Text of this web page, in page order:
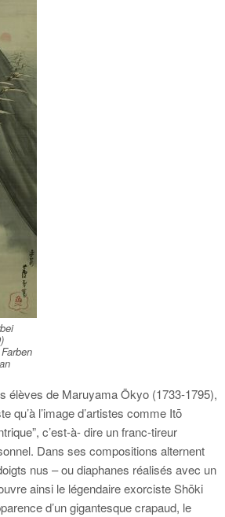
élèves de Maruyama Ōkyo (1733-1795),
qu’à l’image d’artistes comme Itō
c’est-à- dire un franc-tireur
Dans ses compositions alternent
nus – ou diaphanes réalisés avec un
ainsi le légendaire exorciste Shōki
d’un gigantesque crapaud, le